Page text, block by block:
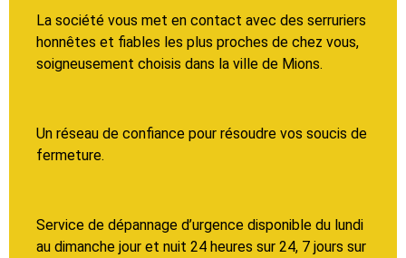
La société vous met en contact avec des serruriers
honnêtes et fiables les plus proches de chez vous,
soigneusement choisis dans la ville de Mions.
Un réseau de confiance pour résoudre vos soucis de
fermeture.
Service de dépannage d’urgence disponible du lundi
au dimanche jour et nuit 24 heures sur 24, 7 jours sur